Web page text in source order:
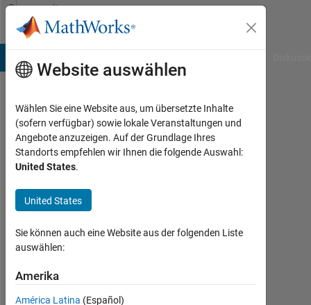
Weiter zum Inhalt
Community
Profile
Very
Determined
Last
etwa
3
Jahre
Aktiv
seit
2019
Website auswählen
Wählen Sie eine Website aus, um übersetzte Inhalte
(sofern verfügbar) sowie lokale Veranstaltungen und
Angebote anzuzeigen. Auf der Grundlage Ihres
Standorts empfehlen wir Ihnen die folgende Auswahl:
United States.
United States
Sie können auch eine Website aus der folgenden Liste
auswählen:
Amerika
América Latina (Español)